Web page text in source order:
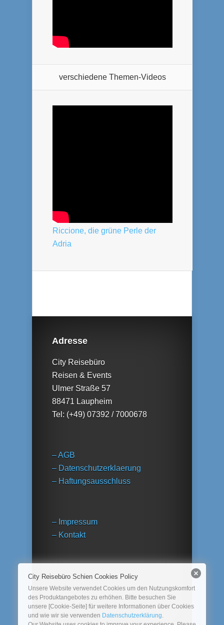
verschiedene Themen-Videos
Riccione, die grüne Perle der
Adria
Adresse
City Reisebüro
Reisen & Events
Ulmer Straße 57
88471 Laupheim
Tel: (+49) 07392 / 7000678
– AGB
– Datenschutzerklaerung
– Haftungsausschluss
– Impressum
– Kontakt
City Reisebüro Schien Cookies Policy
Unsere Website verwendet Cookies um den Nutzungskomfort
des Produktangebotes zu erhöhen. Bitte besuchen Sie
unsere [Cookie-Seite] für weitere Informationen über Cookies
und wie wir sie verwenden Datenschutzerklärung.